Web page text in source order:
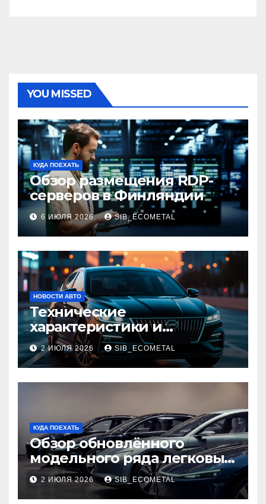
YOU MISSED
КУДА ПОЕХАТЬ
Обзор размещения RDP-
серверов в Финляндии
6 ИЮЛЯ 2026 SIB_ECOMETAL
НОВОСТИ АВТО
Технические
характеристики и
доступные комплектации
GAC Empow
2 ИЮЛЯ 2026 SIB_ECOMETAL
КУДА ПОЕХАТЬ
Обзор обновлённого
модельного ряда легковых
автомобилей 2026 года
2 ИЮЛЯ 2026 SIB_ECOMETAL